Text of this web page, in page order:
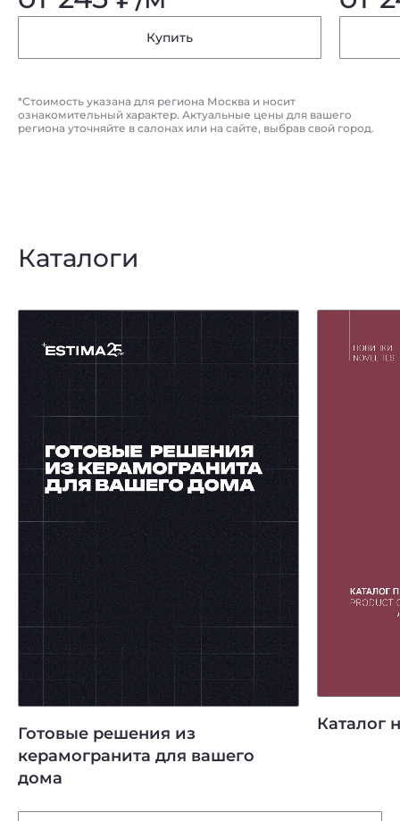
Купить
от 1450₽/м² *
Купить
от
*Стоимость указана для региона Москва и носит
ознакомительный характер. Актуальные цены для вашего
региона уточняйте в салонах или на сайте, выбрав свой город.
Каталоги
Готовые решения из
керамогранита для вашего
дома
Каталог